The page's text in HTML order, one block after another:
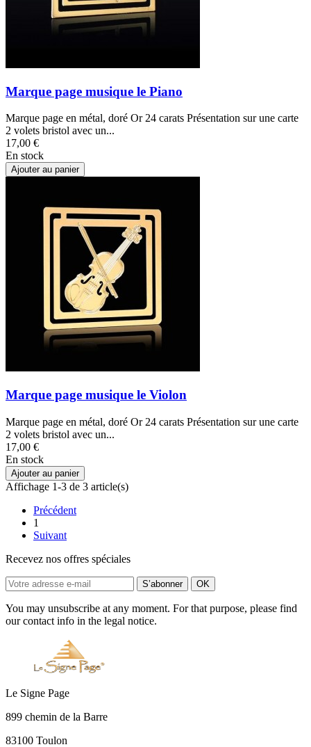
Marque page musique le Piano
Marque page en métal, doré Or 24 carats Présentation sur une carte
2 volets bristol avec un...
17,00 €
En stock
Ajouter au panier
Marque page musique le Violon
Marque page en métal, doré Or 24 carats Présentation sur une carte
2 volets bristol avec un...
17,00 €
En stock
Ajouter au panier
Affichage 1-3 de 3 article(s)
Précédent
1
Suivant
Recevez nos offres spéciales
You may unsubscribe at any moment. For that purpose, please find
our contact info in the legal notice.
Le Signe Page
899 chemin de la Barre
83100 Toulon